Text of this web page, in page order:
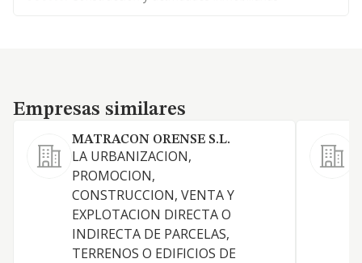
Empresas similares
Empresas similares
MATRACON ORENSE S.L.
LA URBANIZACION,
PROMOCION,
CONSTRUCCION, VENTA Y
EXPLOTACION DIRECTA O
INDIRECTA DE PARCELAS,
TERRENOS O EDIFICIOS DE